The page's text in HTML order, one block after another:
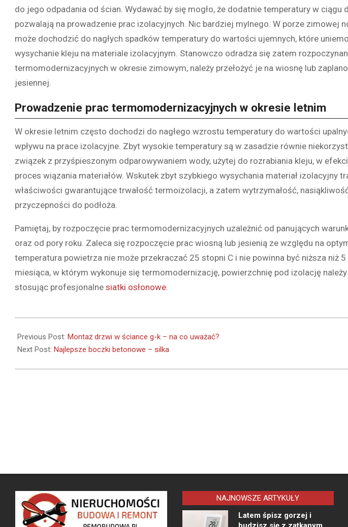
do jego odpadania od ścian. Wydawać by się mogło, że dodatnie temperatury w ciągu
pozwalają na prowadzenie prac izolacyjnych. Nic bardziej mylnego. W porze zimowej
może dochodzić do nagłych spadków temperatury do wartości ujemnych, które
wysychanie kleju na materiale izolacyjnym. Stanowczo odradza się zatem
termomodernizacyjnych w okresie zimowym, należy przełożyć je na wiosnę lub
jesiennej.
Prowadzenie prac termomodernizacyjnych w okresie letnim
W okresie letnim często dochodzi do nagłego wzrostu temperatury do wartości
wpływu na prace izolacyjne. Zbyt wysokie temperatury są w zasadzie równie
związek z przyśpieszonym odparowywaniem wody, użytej do rozrabiania kleju, w
proces wiązania materiałów. Wskutek zbyt szybkiego wysychania materiał izolacyjny
właściwości gwarantujące trwałość termoizolacji, a zatem wytrzymałość,
przyczepności do podłoża.
Pamiętaj, by rozpoczęcie prac termomodernizacyjnych uzależnić od panujących
oraz od pory roku. Zaleca się rozpoczęcie prac wiosną lub jesienią ze względu na
temperatura powietrza nie może przekraczać 25 stopni C i nie powinna być niższa niż
miesiąca, w którym wykonuje się termomodernizację, powierzchnię pod izolację
stosując profesjonalne siatki osłonowe
12-
01
Previous Post: Montaż drzwi w ściance g-k – na co uważać?
Next Post: Najlepsze boczki betonowe – silka
NAJNOWSZE ARTYKUŁY
Latem śpisz gorzej i